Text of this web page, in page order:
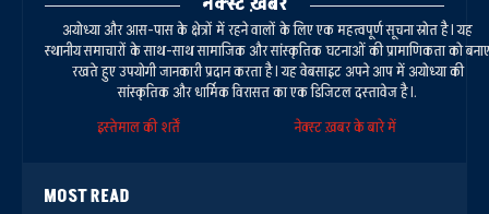
अयोध्या और आस-पास के क्षेत्रों में रहने वालों के लिए एक महत्वपूर्ण सूचना स्रोत है। यह
स्थानीय समाचारों के साथ-साथ सामाजिक और सांस्कृतिक घटनाओं की प्रामाणिकता को बनाए
रखते हुए उपयोगी जानकारी प्रदान करता है। यह वेबसाइट अपने आप में अयोध्या की
सांस्कृतिक और धार्मिक विरासत का एक डिजिटल दस्तावेज है।.
इस्तेमाल की शर्तें
नेक्स्ट ख़बर के बारे में
MOST READ